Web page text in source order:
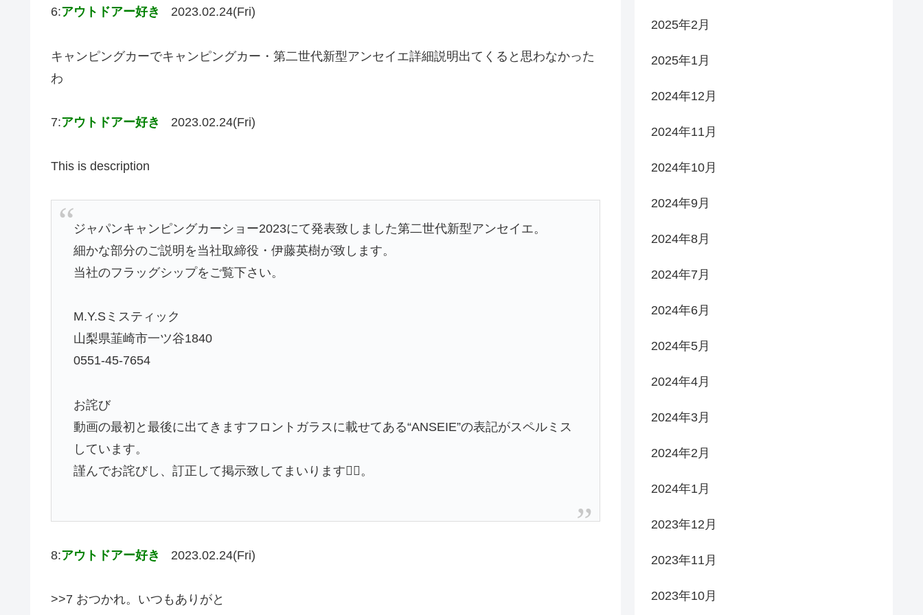
6:アウトドアー好き 2023.02.24(Fri)
キャンピングカーでキャンピングカー・第二世代新型アンセイエ詳細説明出てくると思わなかった
わ
7:アウトドアー好き 2023.02.24(Fri)
This is description
ジャパンキャンピングカーショー2023にて発表致しました第二世代新型アンセイエ。
細かな部分のご説明を当社取締役・伊藤英樹が致します。
当社のフラッグシップをご覧下さい。
M.Y.Sミスティック
山梨県韮崎市一ツ谷1840
0551-45-7654
お詫び
動画の最初と最後に出てきますフロントガラスに載せてある“ANSEIE”の表記がスペルミス
しています。
謹んでお詫びし、訂正して掲示致してまいります🙇‍♂️。
8:アウトドアー好き 2023.02.24(Fri)
>>7 おつかれ。いつもありがと
2025年2月
2025年1月
2024年12月
2024年11月
2024年10月
2024年9月
2024年8月
2024年7月
2024年6月
2024年5月
2024年4月
2024年3月
2024年2月
2024年1月
2023年12月
2023年11月
2023年10月